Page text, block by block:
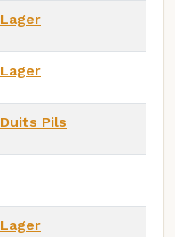
Lager
Lager
Duits Pils
Lager